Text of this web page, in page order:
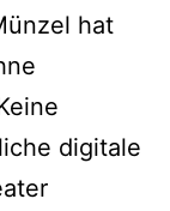
hat
digitale